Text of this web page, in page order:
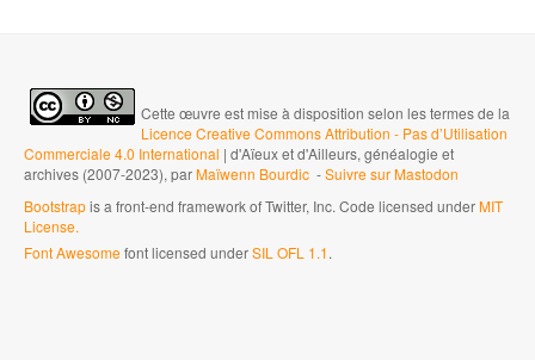
Cette œuvre est mise à disposition selon les termes de la
Licence Creative Commons Attribution - Pas d’Utilisation
Commerciale 4.0 International | d'Aïeux et d'Ailleurs, généalogie et
archives (2007-2023), parMaïwenn Bourdic -Suivre sur Mastodon
Bootstrapis a front-end framework of Twitter, Inc. Code licensed underMIT
License.
Font Awesomefont licensed underSIL OFL 1.1.